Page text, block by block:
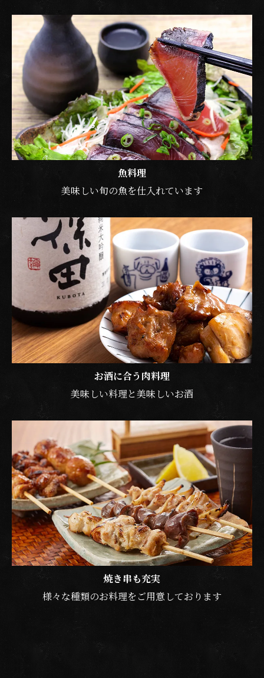
魚料理
美味しい旬の魚を仕入れています
お酒に合う肉料理
美味しい料理と美味しいお酒
焼き串も充実
様々な種類のお料理をご用意しております